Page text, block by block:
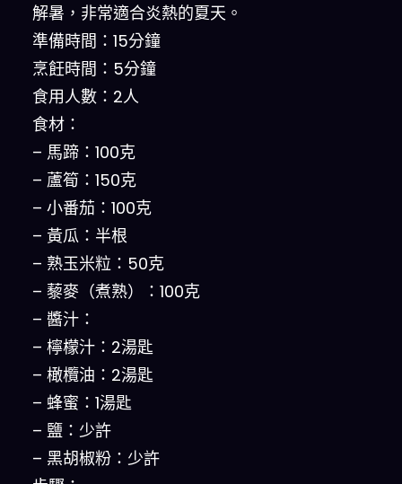
解暑，非常適合炎熱的夏天。
準備時間：15分鐘
烹飪時間：5分鐘
食用人數：2人
食材：
– 馬蹄：100克
– 蘆筍：150克
– 小番茄：100克
– 黃瓜：半根
– 熟玉米粒：50克
– 藜麥（煮熟）：100克
– 醬汁：
– 檸檬汁：2湯匙
– 橄欖油：2湯匙
– 蜂蜜：1湯匙
– 鹽：少許
– 黑胡椒粉：少許